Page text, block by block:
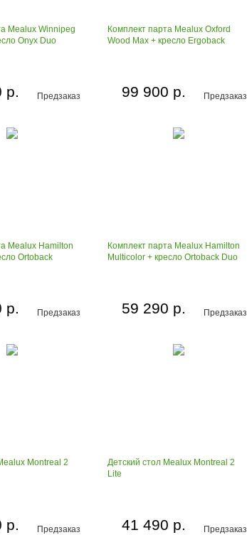
Mealux Winnipeg
Onyx Duo
Предзаказ
р.
Комплект парта Mealux Oxford
Wood Max + кресло Ergoback
Предзаказ
99 900 р.
Mealux Hamilton
Ortoback
Предзаказ
р.
Комплект парта Mealux Hamilton
Multicolor + кресло Ortoback Duo
Предзаказ
59 290 р.
Montreal 2
Предзаказ
р.
Детский стол Mealux Montreal 2
Lite
Предзаказ
41 490 р.